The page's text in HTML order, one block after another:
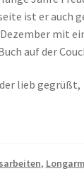
ist er auch
mit
auf der
lieb gegrüßt,
,